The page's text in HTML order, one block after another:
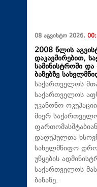
08 აგვისტო 2026,
2008 წლის
დაკავშირებით,
სამინისტროში
ბაზებზე
საქართველოს
საქართველოს
უკანონო
მიერ
დაღუპულთა
სახელმწიფო
უწყების
საქართველოს
ბაზაზე.